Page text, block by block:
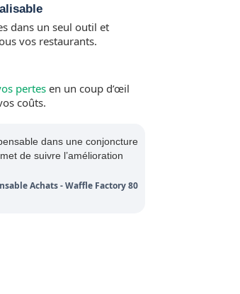
dans un seul outil et
vos restaurants.
pertesen un coup d’œil
coûts.
dans une conjoncture
de suivre l’amélioration
Achats - Waffle Factory 80